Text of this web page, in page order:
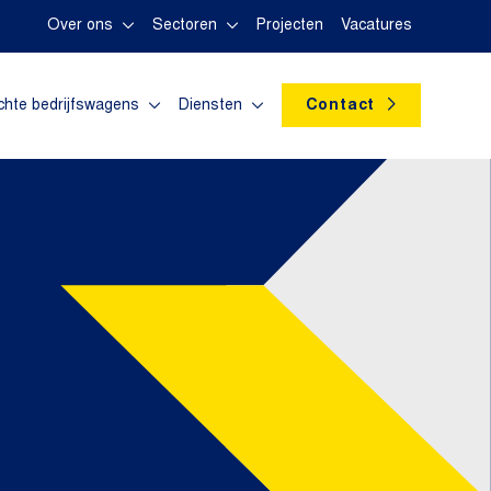
Over ons Sectoren Projecten Vacatures
bedrijfswagens Diensten Contact